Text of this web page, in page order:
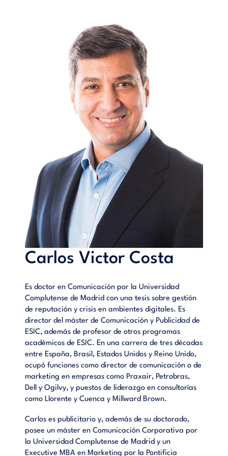
considerado uno de los más populares a nivel mundial.
Muchas marcas utilizan a los jugadores de tenis de élite para
promocionar sus productos, desde ropa y calzado hasta
relojes y bebidas energéticas.
Carlos Victor Costa
Es doctor en Comunicación por la Universidad
Complutense de Madrid con una tesis sobre gestión
de reputación y crisis en ambientes digitales. Es
director del máster de Comunicación y Publicidad de
ESIC, además de profesor de otros programas
académicos de ESIC. En una carrera de tres décadas
entre España, Brasil, Estados Unidos y Reino Unido,
ocupó funciones como director de comunicación o de
marketing en empresas como Praxair, Petrobras,
Dell y Ogilvy, y puestos de liderazgo en consultorías
como Llorente y Cuenca y Millward Brown.
Carlos es publicitario y, además de su doctorado,
posee un máster en Comunicación Corporativa por
la Universidad Complutense de Madrid y un
Executive MBA en Marketing por la Pontificia